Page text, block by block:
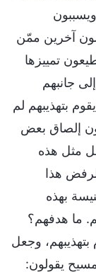
آخرين ممّن
تمييزها
جانبهم
بتهذيبهم لم
إلصاق بعض
مثل هذه
لرفض هذا
بهذه
ما هدفهم؟
وجعل
يقولون: